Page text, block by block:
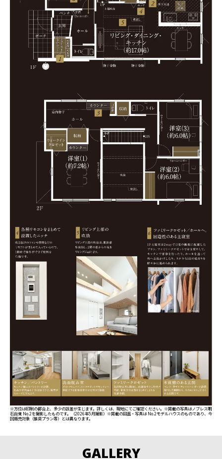
※方位は印刷の都合上、多少の誤差が生じます。詳しくは、現地にてご確認ください。※掲載の写真はノブレス明
石台東 No.2を撮影したものです。（2026年5月撮影）※掲載の図面・写真は No.2モデルハウスのものであり、今
回販売対象（推奨プラン等）とは異なります。
GALLERY